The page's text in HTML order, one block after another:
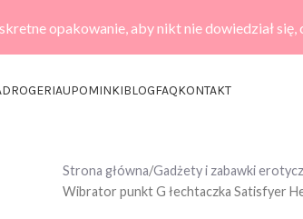
opakowanie, aby nikt nie dowiedział się,
DROGERIAUPOMINKIBLOGFAQKONTAKT
Strona główna Gadżety i zabawki
Wibrator punkt G łechtaczka Satisfyer